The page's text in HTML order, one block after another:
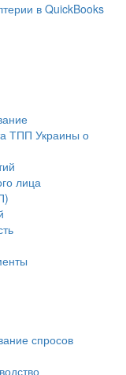
в QuickBooks
ТПП Украины о
лица
спросов